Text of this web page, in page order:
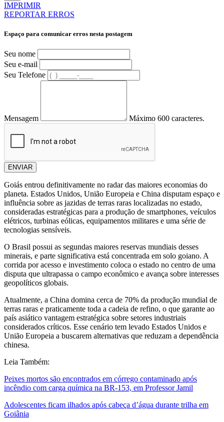
IMPRIMIR
REPORTAR ERROS
Espaço para comunicar erros nesta postagem
Seu nome
Seu e-mail
Seu Telefone
Mensagem Máximo 600 caracteres.
ENVIAR
Goiás entrou definitivamente no radar das maiores economias do
planeta. Estados Unidos, União Europeia e China disputam espaço e
influência sobre as jazidas de terras raras localizadas no estado,
consideradas estratégicas para a produção de smartphones, veículos
elétricos, turbinas eólicas, equipamentos militares e uma série de
tecnologias sensíveis.
O Brasil possui as segundas maiores reservas mundiais desses
minerais, e parte significativa está concentrada em solo goiano. A
corrida por acesso e investimento coloca o estado no centro de uma
disputa que ultrapassa o campo econômico e avança sobre interesses
geopolíticos globais.
Atualmente, a China domina cerca de 70% da produção mundial de
terras raras e praticamente toda a cadeia de refino, o que garante ao
país asiático vantagem estratégica sobre setores industriais
considerados críticos. Esse cenário tem levado Estados Unidos e
União Europeia a buscarem alternativas que reduzam a dependência
chinesa.
Leia Também:
Peixes mortos são encontrados em córrego contaminado após
incêndio com carga química na BR-153, em Professor Jamil
Adolescentes ficam ilhados após cabeça d’água durante trilha em
Goiânia